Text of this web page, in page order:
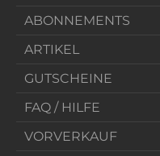
ABONNEMENTS
ARTIKEL
GUTSCHEINE
FAQ / HILFE
VORVERKAUF